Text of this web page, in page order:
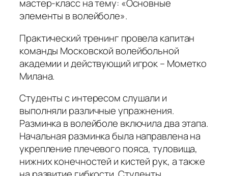
мастер-класс на тему: «Основные
элементы в волейболе».
Практический тренинг провела капитан
команды Московской волейбольной
академии и действующий игрок – Мометко
Милана.
Студенты с интересом слушали и
выполняли различные упражнения.
Разминка в волейболе включила два этапа.
Начальная разминка была направлена на
укрепление плечевого пояса, туловища,
нижних конечностей и кистей рук, а также